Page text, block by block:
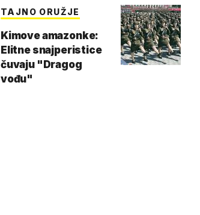
TAJNO ORUŽJE
Kimove amazonke:
Elitne snajperistice
čuvaju "Dragog
vođu"